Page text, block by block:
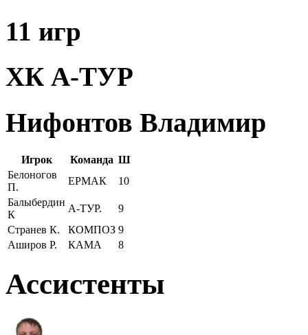
11 игр
ХК А-ТУР
Нифонтов Владимир
Игрок Команда Ш
Белоногов
П.
ЕРМАК
10
Балыбердин
К
А-ТУР.
9
Странев К.
КОМПОЗ 9
Аширов Р.
КАМА 8
Ассистенты